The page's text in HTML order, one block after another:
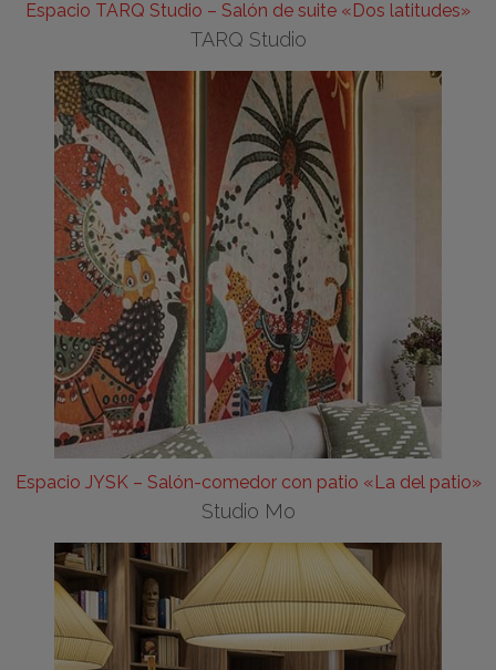
Espacio TARQ Studio – Salón de suite «Dos latitudes»
TARQ Studio
Espacio JYSK – Salón-comedor con patio «La del patio»
Studio Mo